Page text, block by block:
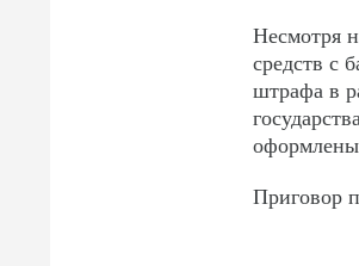
Несмотря
средств с
штрафа в
оформлены
Приговор